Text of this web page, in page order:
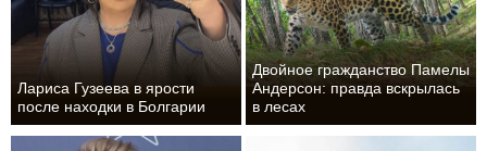
Лариса Гузеева в ярости
после находки в Болгарии
Двойное гражданство Памелы
Андерсон: правда вскрылась
в лесах